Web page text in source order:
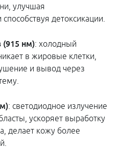
улучшая
детоксикации.
нм): холодный
в жировые клетки,
и вывод через
: светодиодное излучение
ускоряет выработку
делает кожу более